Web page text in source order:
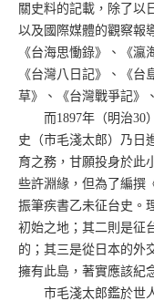
關史料的記載，除了以
以及國際媒體的觀察報
《台海思慟錄》、《瀛
《台灣八日記》、《
草》、《台灣戰爭記》
而1897年（明治30
史（市毛淺太郎）乃日
育之務，甘願投身於此
些許淵緣，但為了編撰
振筆疾書乙未征台史。
初始之地；其二則是征
的；其三是從日本的外
擁有此島，著實應該紀
市毛淺太郎鑑於世人